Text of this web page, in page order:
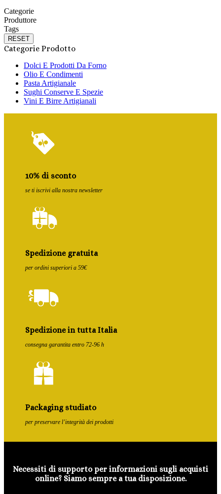
Categorie
Produttore
Tags
RESET
Categorie Prodotto
Dolci E Prodotti Da Forno
Olio E Condimenti
Pasta Artigianale
Sughi Conserve E Spezie
Vini E Birre Artigianali
10% di sconto
se ti iscrivi alla nostra newsletter
Spedizione gratuita
per ordini superiori a 59€
Spedizione in tutta Italia
consegna garantita entro 72-96 h
Packaging studiato
per preservare l’integrità dei prodotti
Necessiti di supporto per informazioni sugli acquisti
online? Siamo sempre a tua disposizione.